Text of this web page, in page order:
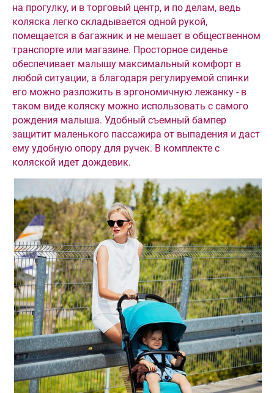
на прогулку, и в торговый центр, и по делам, ведь
коляска легко складывается одной рукой,
помещается в багажник и не мешает в общественном
транспорте или магазине. Просторное сиденье
обеспечивает малышу максимальный комфорт в
любой ситуации, а благодаря регулируемой спинки
его можно разложить в эргономичную лежанку - в
таком виде коляску можно использовать с самого
рождения малыша. Удобный съемный бампер
защитит маленького пассажира от выпадения и даст
ему удобную опору для ручек. В комплекте с
коляской идет дождевик.